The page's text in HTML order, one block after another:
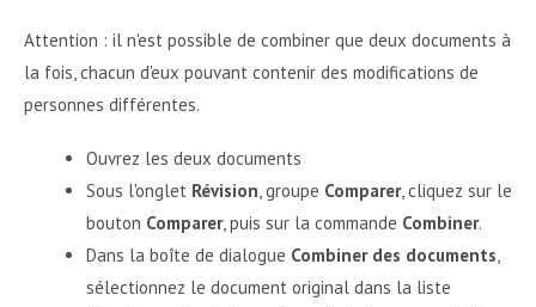
Attention : il n'est possible de combiner que deux documents à
la fois, chacun d'eux pouvant contenir des modifications de
personnes différentes.
Ouvrez les deux documents
Sous l'onglet Révision, groupe Comparer, cliquez sur le
bouton Comparer, puis sur la commande Combiner.
Dans la boîte de dialogue Combiner des documents,
sélectionnez le document original dans la liste